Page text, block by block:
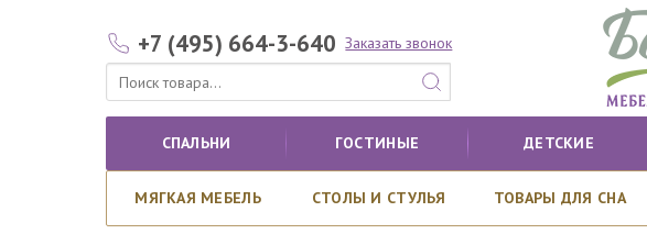
+7 (495) 664-3-640 Заказать звонок
СПАЛЬНИ ГОСТИНЫЕ ДЕТСКИЕ
МЯГКАЯ МЕБЕЛЬ СТОЛЫ И СТУЛЬЯ ТОВАРЫ ДЛЯ СНА